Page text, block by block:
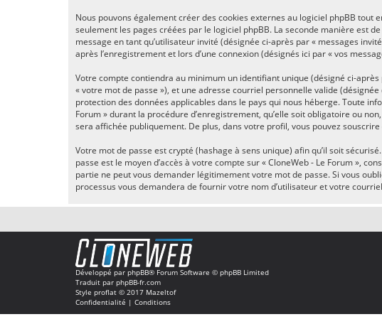
Nous pouvons également créer des cookies externes au logiciel phpBB tout
seulement les pages créées par le logiciel phpBB. La seconde manière est
message en tant qu’utilisateur invité (désignée ci-après par « messages
après l’enregistrement et lors d’une connexion (désignés ici par « vos
Votre compte contiendra au minimum un identifiant unique (désigné ci-
« votre mot de passe »), et une adresse courriel personnelle valide
protection des données applicables dans le pays qui nous héberge. Toute
Forum » durant la procédure d’enregistrement, qu’elle soit obligatoire ou
sera affichée publiquement. De plus, dans votre profil, vous pouvez
Votre mot de passe est crypté (hashage à sens unique) afin qu’il soit
passe est le moyen d’accès à votre compte sur « CloneWeb - Le Forum »,
partie ne peut vous demander légitimement votre mot de passe. Si vous
processus vous demandera de fournir votre nom d’utilisateur et votre
Développé par phpBB® Forum Software © phpBB Limited
Traduit par phpBB-fr.com
Style proflat © 2017 Mazeltof
Confidentialité | Conditions